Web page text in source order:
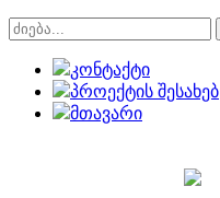
კონტაქტი
პროექტის შესახებ
მთავარი